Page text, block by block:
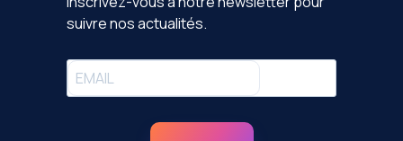
suivre nos actualités.